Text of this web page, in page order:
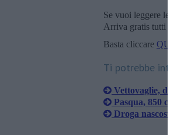
Se vuoi leggere le
Arriva gratis tutti i
Basta cliccare QUI
Ti potrebbe
Vettovaglie,
Pasqua, 850
Droga nascosta